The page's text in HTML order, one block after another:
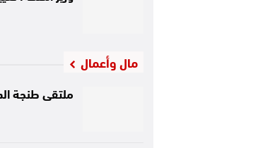
مال وأعمال
ملتقى طنجة